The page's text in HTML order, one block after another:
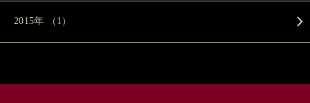
2015年 （1）